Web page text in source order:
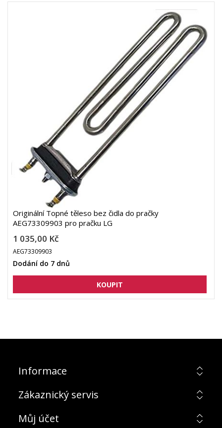
Originální Topné těleso bez čidla do pračky
AEG73309903 pro pračku LG
1 035,00 Kč
AEG73309903
Dodání do 7 dnů
Informace
Zákaznický servis
Můj účet